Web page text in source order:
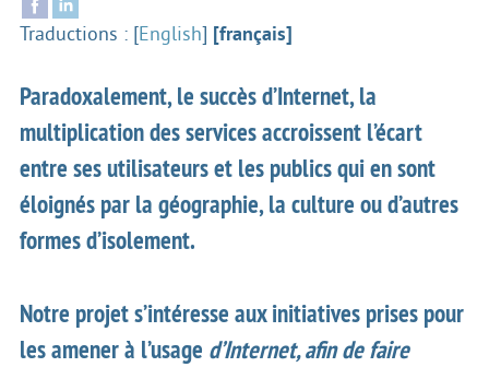
Traductions : [English] [français]
Paradoxalement, le succès d’Internet, la
multiplication des services accroissent l’écart
entre ses utilisateurs et les publicsqui en sont
éloignés par la géographie, la culture ou d’autres
formes d’isolement.
Notre projet s’intéresse aux initiatives prises pour
les amener à l’usage d’Internet, afin de faire